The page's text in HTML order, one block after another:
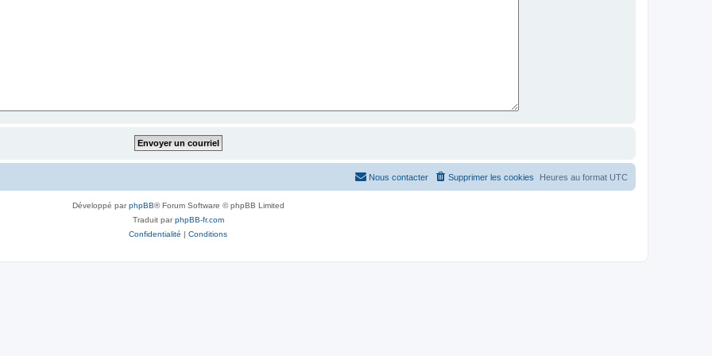
Heures au format UTC
Supprimer les cookies
Nous contacter
Développé parphpBB® Forum Software © phpBB Limited
Traduit parphpBB-fr.com
Confidentialité | Conditions